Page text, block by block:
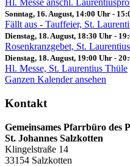
Hl. Messe anschl.
Sonntag, 16. August, 14:00 Uhr -
Fällt aus - Tauffeier, St.
Dienstag, 18. August, 18:30 Uhr -
Rosenkranzgebet, St.
Dienstag, 18. August, 19:00 Uhr -
Hl. Messe, St. Laurentius Thüle
Ganzen Kalender ansehen
Kontakt
Gemeinsames Pfarrbüro des
St. Johannes Salzkotten
Klingelstraße 14
33154 Salzkotten